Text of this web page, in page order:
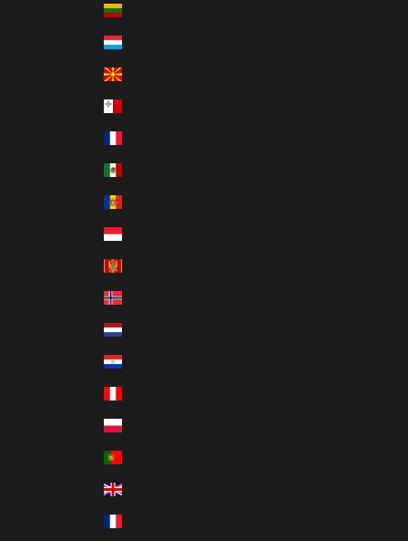
Lituania (EUR €)
Luxemburgo (EUR €)
Macedonia del Norte (MKD ден)
Mónaco (EUR €)
Noruega (EUR €)
Países Bajos (EUR €)
Paraguay (PYG ₲)
Polonia (PLN zł)
Reino Unido (GBP £)